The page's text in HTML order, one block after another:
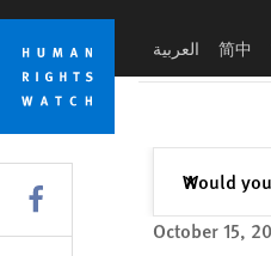
Skip
cookie
privacy
notice
Skip
main
content
العربية 简中
Would
✕Close
October 15,
Share this via Facebook